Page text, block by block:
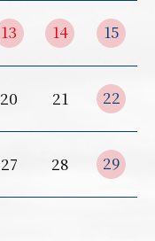
カートへ進
13 14 15
20 21 22
27 28 29